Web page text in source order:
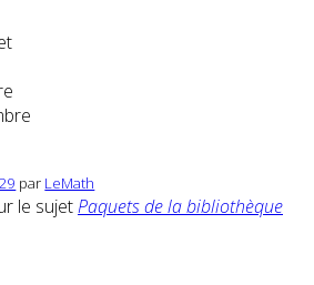
par LeMath
le sujetPaquets de la bibliothèque